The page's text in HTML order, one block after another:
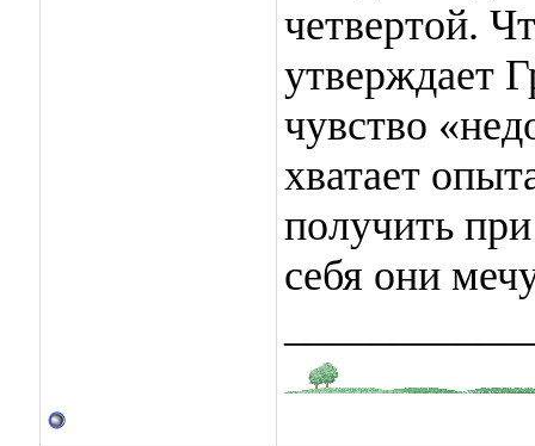
четвертой.
утверждает
чувство
хватает
получить
себя они